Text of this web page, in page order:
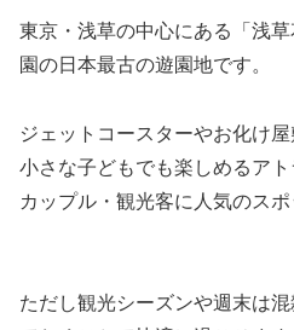
東京・浅草の中心にある「浅
園の日本最古の遊園地です。
ジェットコースターやお化け
小さな子どもでも楽しめるア
カップル・観光客に人気のスポ
ただし観光シーズンや週末は